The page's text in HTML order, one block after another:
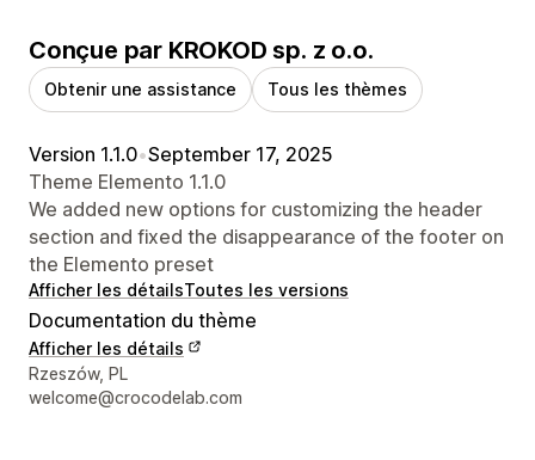
Conçue par KROKOD sp. z o.o.
Obtenir une assistance Tous les thèmes
Version 1.1.0•September 17, 2025
Theme Elemento 1.1.0
We added new options for customizing the header
section and fixed the disappearance of the footer on
the Elemento preset
Afficher les détailsToutes les versions
Documentation du thème
Afficher les détails
Coordonnées du concepteur
Rzeszów, PL
welcome@crocodelab.com